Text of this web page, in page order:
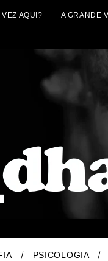
VEZ AQUI? A GRANDE
PSICOLOGIA